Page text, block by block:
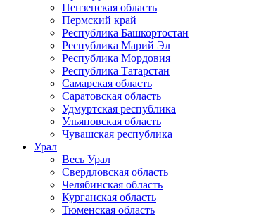
Пензенская область
Пермский край
Республика Башкортостан
Республика Марий Эл
Республика Мордовия
Республика Татарстан
Самарская область
Саратовская область
Удмуртская республика
Ульяновская область
Чувашская республика
Урал
Весь Урал
Свердловская область
Челябинская область
Курганская область
Тюменская область